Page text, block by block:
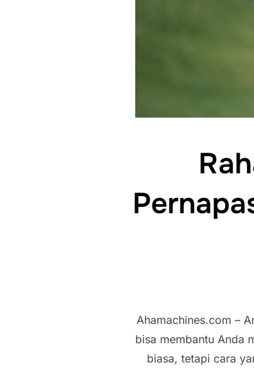
Ahamachines.com –
bisa membantu Anda
biasa, tetapi cara